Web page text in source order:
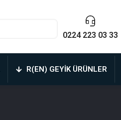
0224 223 03 33
R(EN) GEYIK ÜRÜNLER